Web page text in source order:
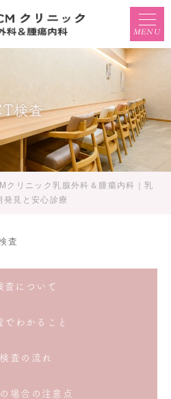
MENU
検査
クリニック乳腺外科＆腫瘍内科｜乳
発見と安心診療
査
査について
でわかること
査の流れ
場合の注意点